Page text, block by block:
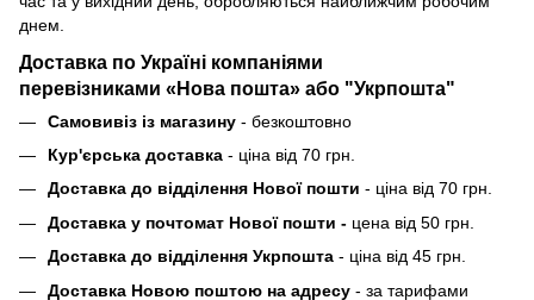
днем.
Доставка по Україні компаніями
перевізниками «Нова пошта» або "Укрпошта"
Самовивіз із магазину - безкоштовно
Кур'єрська доставка - ціна від 70 грн.
Доставка до відділення Нової пошти - ціна від 70 грн.
Доставка у почтомат Нової пошти - цена від 50 грн.
Доставка до відділення Укрпошта - ціна від 45 грн.
Доставка Новою поштою на адресу - за тарифами